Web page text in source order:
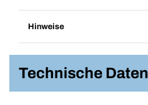
Hinweise
Technische Daten